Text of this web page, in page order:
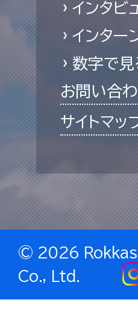
インタビ
インター
数字で
お問い合
サイトマッ
© 2026
Co., Ltd.